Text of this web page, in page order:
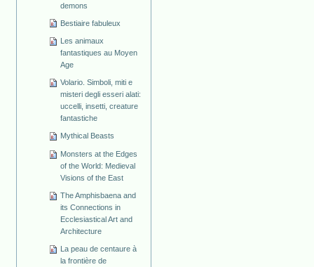
demons
Bestiaire fabuleux
Les animaux
fantastiques au Moyen
Age
Volario. Simboli, miti e
misteri degli esseri alati:
uccelli, insetti, creature
fantastiche
Mythical Beasts
Monsters at the Edges
of the World: Medieval
Visions of the East
The Amphisbaena and
its Connections in
Ecclesiastical Art and
Architecture
La peau de centaure à
la frontière de